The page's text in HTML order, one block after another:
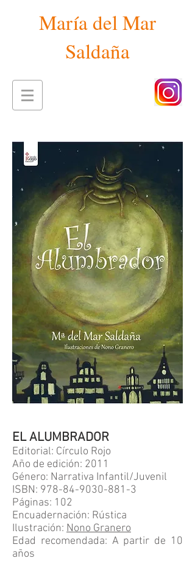
María del Mar
Saldaña
EL ALUMBRADOR
Editorial: Círculo Rojo
Año de edición: 2011
Género: Narrativa Infantil/Juvenil
ISBN: 978-84-9030-881-3
Páginas: 102
Encuadernación: Rústica
Ilustración: Nono Granero
Edad recomendada: A partir de 10
años